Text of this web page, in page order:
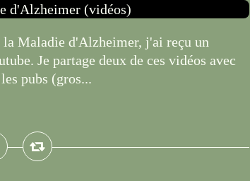
la Maladie d'Alzheimer, j'ai reçu un
Je partage deux de ces vidéos avec
pubs (gros...